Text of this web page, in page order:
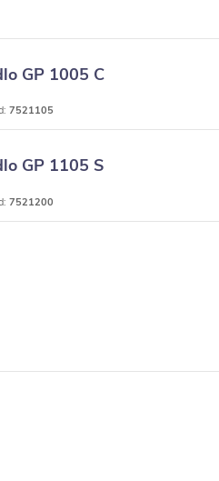
GP 1005 C
7521105
GP 1105 S
7521200